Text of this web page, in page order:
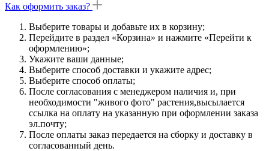
Как оформить заказ?
Выберите товары и добавьте их в корзину;
Перейдите в раздел «Корзина» и нажмите «Перейти к
оформлению»;
Укажите ваши данные;
Выберите способ доставки и укажите адрес;
Выберите способ оплаты;
После согласования с менеджером наличия и, при
необходимости "живого фото" растения,высылается
ссылка на оплату на указанную при оформлении заказа
эл.почту;
После оплаты заказ передается на сборку и доставку в
согласованный день.